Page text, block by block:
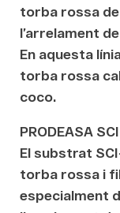
torba rossa
l’arrelament
En aquesta
torba rossa
coco.
PRODEASA
El substrat
torba rossa i
especialment